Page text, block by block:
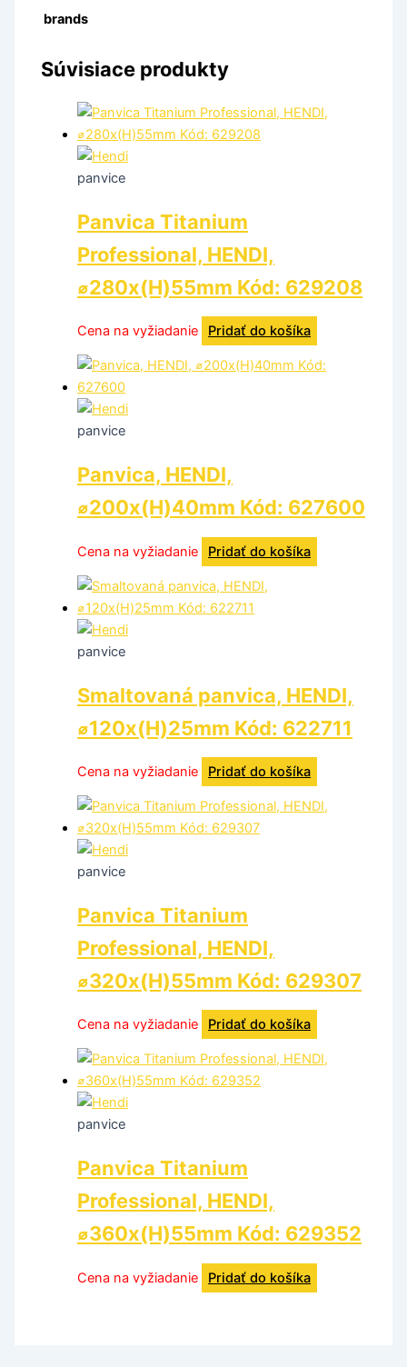
brands
Súvisiace produkty
panvice
Panvica Titanium
Professional, HENDI,
⌀280x(H)55mm Kód: 629208
Cena na vyžiadanie Pridať do košíka
panvice
Panvica, HENDI,
⌀200x(H)40mm Kód: 627600
Cena na vyžiadanie Pridať do košíka
panvice
Smaltovaná panvica, HENDI,
⌀120x(H)25mm Kód: 622711
Cena na vyžiadanie Pridať do košíka
panvice
Panvica Titanium
Professional, HENDI,
⌀320x(H)55mm Kód: 629307
Cena na vyžiadanie Pridať do košíka
panvice
Panvica Titanium
Professional, HENDI,
⌀360x(H)55mm Kód: 629352
Cena na vyžiadanie Pridať do košíka